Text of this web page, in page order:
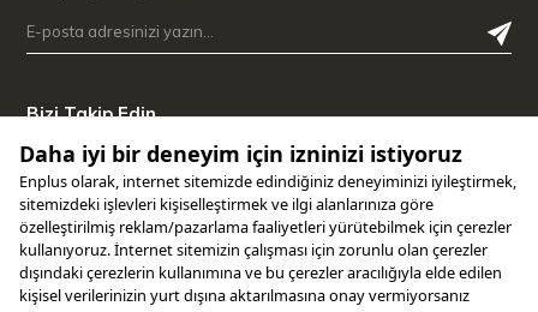
Bizi Takip Edin
Uygulamamızı İndirin